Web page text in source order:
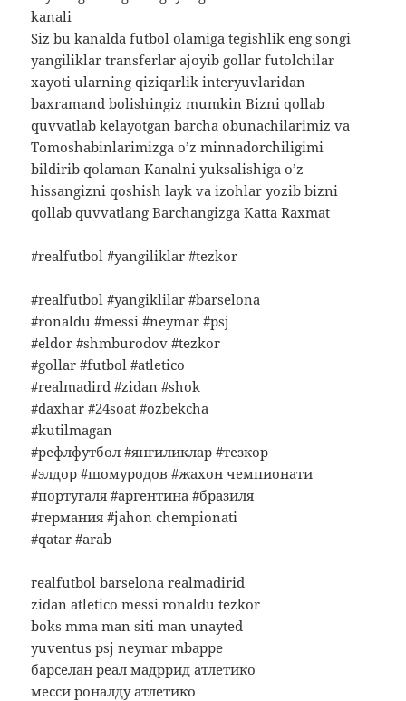
kanali
Siz bu kanalda futbol olamiga tegishlik eng songi
yangiliklar transferlar ajoyib gollar futolchilar
xayoti ularning qiziqarlik interyuvlaridan
baxramand bolishingiz mumkin Bizni qollab
quvvatlab kelayotgan barcha obunachilarimiz va
Tomoshabinlarimizga o’z minnadorchiligimi
bildirib qolaman Kanalni yuksalishiga o’z
hissangizni qoshish layk va izohlar yozib bizni
qollab quvvatlang Barchangizga Katta Raxmat
#realfutbol #yangiliklar #tezkor
#realfutbol #yangiklilar #barselona
#ronaldu #messi #neymar #psj
#eldor #shmburodov #tezkor
#gollar #futbol #atletico
#realmadird #zidan #shok
#daxhar #24soat #ozbekcha
#kutilmagan
#рефлфутбол #янгиликлар #тезкор
#элдор #шомуродов #жахон чемпионати
#португаля #аргентина #бразиля
#германия #jahon chempionati
#qatar #arab
realfutbol barselona realmadirid
zidan atletico messi ronaldu tezkor
boks mma man siti man unayted
yuventus psj neymar mbappe
барселан реал мадррид атлетико
месси роналду атлетико